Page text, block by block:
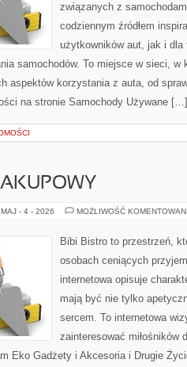
związanych z
codziennym źródłem
użytkowników aut, jak i
samochodów. To miejsce w sieci, w
aspektów korzystania z auta, od
na stronie Samochody Używane […]
MAJ - 4 - 2026 MOŻLIWOŚĆ
Bibi Bistro to przestrzeń,
osobach ceniących
internetowa opisuje
mają być nie tylko
sercem. To internetowa
zainteresować miłośników
Eko Gadżety i Akcesoria i Drugie